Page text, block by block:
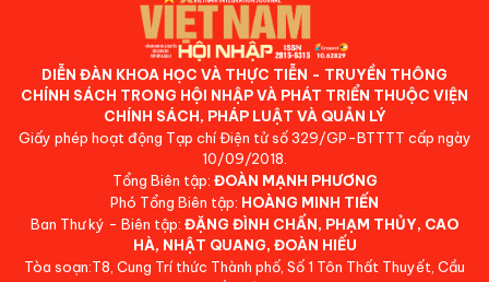
DIỄN ĐÀN KHOA HỌC VÀ THỰC TIỄN - TRUYỀN THÔNG
CHÍNH SÁCH TRONG HỘI NHẬP VÀ PHÁT TRIỂN THUỘC VIỆN
CHÍNH SÁCH, PHÁP LUẬT VÀ QUẢN LÝ
Giấy phép hoạt động Tạp chí Điện tử số 329/GP-BTTTT cấp ngày
10/09/2018.
Tổng Biên tập: ĐOÀN MẠNH PHƯƠNG
Phó Tổng Biên tập: HOÀNG MINH TIẾN
Ban Thư ký - Biên tập: ĐẶNG ĐÌNH CHẤN, PHẠM THỦY, CAO
HÀ, NHẬT QUANG, ĐOÀN HIẾU
Tòa soạn:T8, Cung Trí thức Thành phố, Số 1 Tôn Thất Thuyết, Cầu